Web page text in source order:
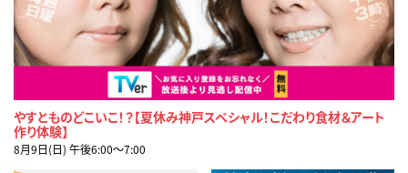
やすとものどこいこ！？【夏休み神戸スペシャル！こだわり食材＆アート
作り体験】
8月9日(日) 午後6:00〜7:00